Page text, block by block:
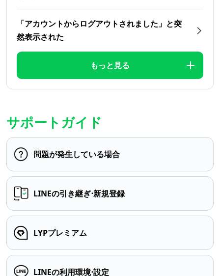
「アカウントからログアウトされました」と突
然表示された
もっと見る
サポートガイド
問題が発生している場合
LINEの引き継ぎ⋅新規登録
LYPプレミアム
LINEの利用環境⋅設定